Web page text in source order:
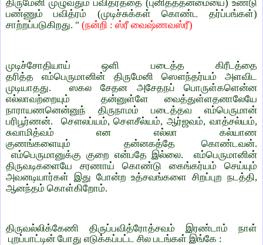
திருமேனி முழுவதும் பவித்ரத்தை (புனிதத்தன்மையை) உண்டு
பண்ணும் பவித்ரம் (முடிச்சுக்கள் கொண்ட தர்ப்பங்கள்)
சாற்றப்படுகிறது. " (நன்றி : ஸ்ரீ வைஷ்ணவஸ்ரீ)
முடிச்சோதியாய் ஒளி படைத்த கிரீடத்தை
தரித்த எம்பெருமானின் திருமேனி ஸௌந்தர்யம் அளவிட
முடியாதது. ஸகல சேதன அசேதநப் பொருள்களென்ன
எல்லாவற்றையும் தன்னுள்ளே வைத்துள்ளதனாலேயே
நாராயணனென்னுந் திருநாமம் படைத்தவ எம்பெருமான்
பரிபூர்ணன். சௌலப்யம், சௌசீல்யம், ஆர்ஜவம், வாத்சல்யம்,
சுவாமித்வம் என எல்லா கல்யாண
குணங்களையும் தன்னகத்தே கொண்டவன்.
எம்பெருமானுக்கு குறை என்பதே இல்லை. எம்பெருமானின்
திருவடிகளையே சரணாய் கொண்டு கைங்கர்யம் செய்யும்
அவனடியார்கள் இது போன்ற உத்சவங்களை சிறப்புற நடத்தி,
ஆனந்தம் கொள்கிறோம்.
திருவல்லிக்கேணி திருப்பவித்ரோத்சவம் இரண்டாம் நாள்
புறப்பாட்டின் போது எடுக்கப்பட்ட சில படங்கள் இங்கே :